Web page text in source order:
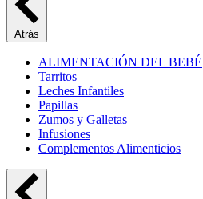
Atrás
ALIMENTACIÓN DEL BEBÉ
Tarritos
Leches Infantiles
Papillas
Zumos y Galletas
Infusiones
Complementos Alimenticios